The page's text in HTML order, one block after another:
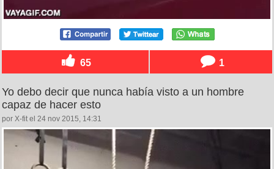
65 1
Yo debo decir que nunca había visto a un hombre
capaz de hacer esto
por X-fit el 24 nov 2015, 14:31